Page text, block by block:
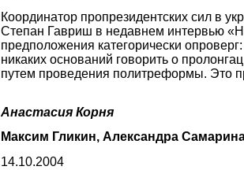
Координатор пропрезидентских сил в
Степан Гавриш в недавнем интервью
предположения категорически
никаких оснований говорить о
путем проведения политреформы. Это
Анастасия Корня
Максим Гликин, Александра
14.10.2004